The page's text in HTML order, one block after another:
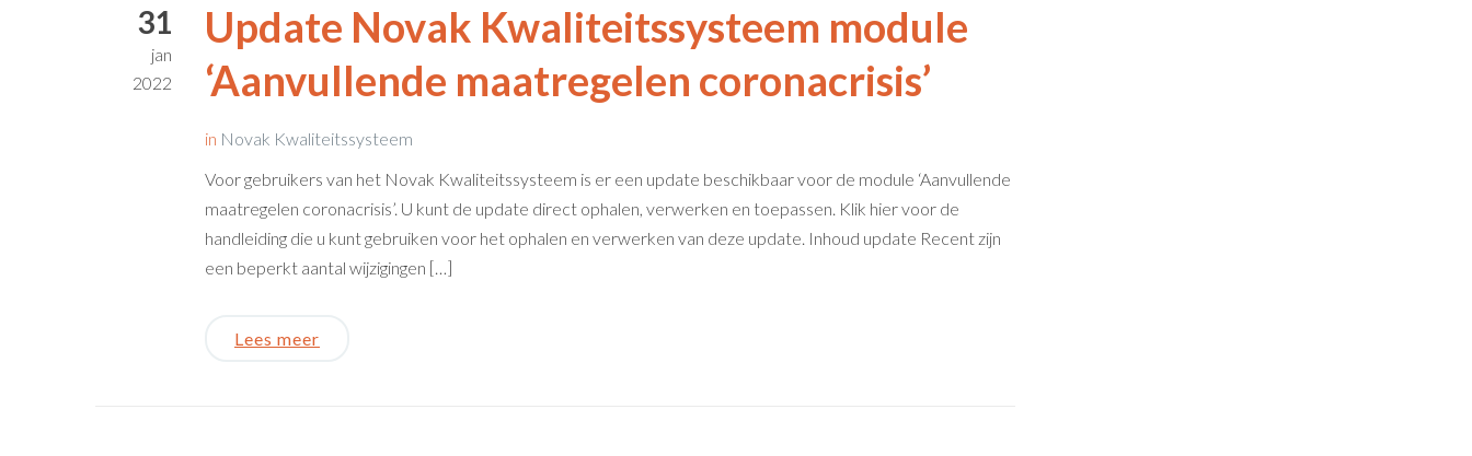
31
jan
2022
Update Novak Kwaliteitssysteem module
‘Aanvullende maatregelen coronacrisis’
in Novak Kwaliteitssysteem
Voor gebruikers van het Novak Kwaliteitssysteem is er een update beschikbaar voor de module ‘Aanvullende
maatregelen coronacrisis’. U kunt de update direct ophalen, verwerken en toepassen. Klik hier voor de
handleiding die u kunt gebruiken voor het ophalen en verwerken van deze update. Inhoud update Recent zijn
een beperkt aantal wijzigingen […]
Lees meer